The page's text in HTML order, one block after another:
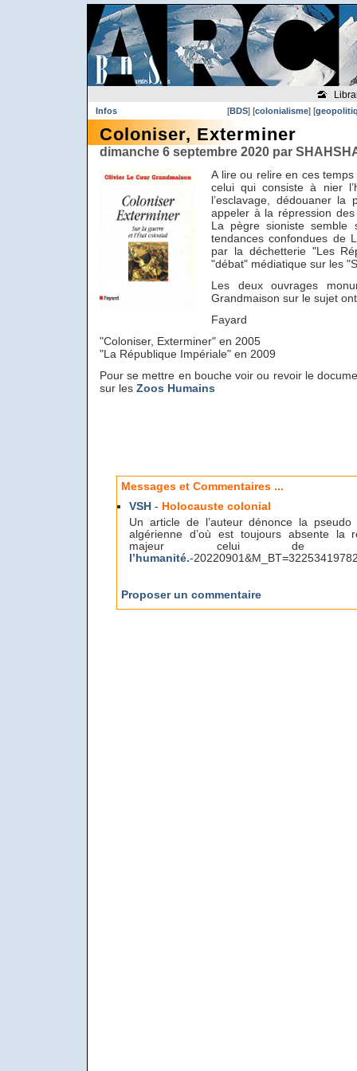
[BDS] [colonialisme] [
Infos
Coloniser, Exterminer
dimanche 6 septembre 2020 par
A lire ou relire en ces
celui qui consiste à nier
l’esclavage, dédouaner la
appeler à la répression
La pègre sioniste semble
tendances confondues de
par la déchetterie "Les
"débat" médiatique sur les
Les deux ouvrages
Grandmaison sur le sujet
Fayard
"Coloniser, Exterminer" en 2005
"La République Impériale" en 2009
Pour se mettre en bouche voir ou revoir le
sur les Zoos Humains
Messages et Commentaires ...
VSH- Holocauste colonial
Un article de l’auteur dénonce la pseudo
algérienne d’où est toujours absente la
majeur celui de
l’humanité.-
Proposer un commentaire